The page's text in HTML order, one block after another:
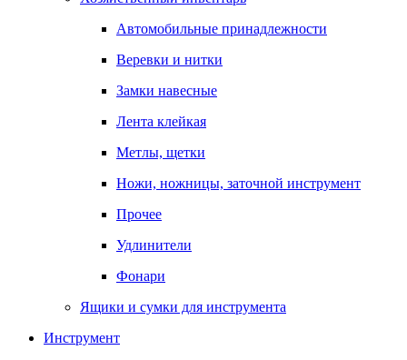
Автомобильные принадлежности
Веревки и нитки
Замки навесные
Лента клейкая
Метлы, щетки
Ножи, ножницы, заточной инструмент
Прочее
Удлинители
Фонари
Ящики и сумки для инструмента
Инструмент